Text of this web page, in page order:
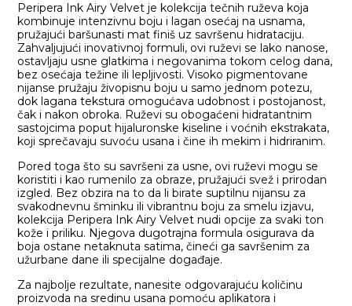
Peripera Ink Airy Velvet je kolekcija tečnih ruževa koja
kombinuje intenzivnu boju i lagan osećaj na usnama,
pružajući baršunasti mat finiš uz savršenu hidrataciju.
Zahvaljujući inovativnoj formuli, ovi ruževi se lako nanose,
ostavljaju usne glatkima i negovanima tokom celog dana,
bez osećaja težine ili lepljivosti. Visoko pigmentovane
nijanse pružaju živopisnu boju u samo jednom potezu,
dok lagana tekstura omogućava udobnost i postojanost,
čak i nakon obroka. Ruževi su obogaćeni hidratantnim
sastojcima poput hijaluronske kiseline i voćnih ekstrakata,
koji sprečavaju suvoću usana i čine ih mekim i hidriranim.
Pored toga što su savršeni za usne, ovi ruževi mogu se
koristiti i kao rumenilo za obraze, pružajući svež i prirodan
izgled. Bez obzira na to da li birate suptilnu nijansu za
svakodnevnu šminku ili vibrantnu boju za smelu izjavu,
kolekcija Peripera Ink Airy Velvet nudi opcije za svaki ton
kože i priliku. Njegova dugotrajna formula osigurava da
boja ostane netaknuta satima, čineći ga savršenim za
užurbane dane ili specijalne događaje.
Za najbolje rezultate, nanesite odgovarajuću količinu
proizvoda na sredinu usana pomoću aplikatora i